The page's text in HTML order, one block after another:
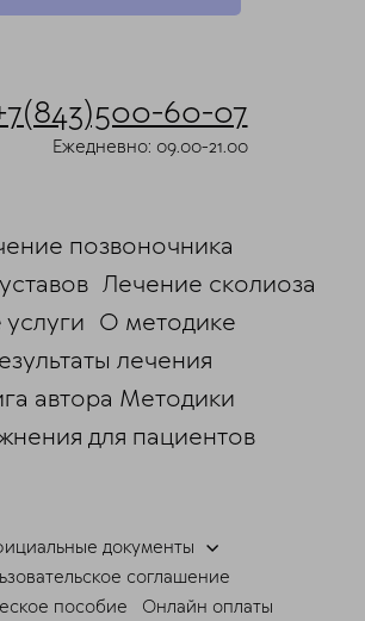
60-07
Ежедневно: 09.00-21.00
позвоночника
Лечение сколиоза
услуги О методике
лечения
автора Методики
для пациентов
документы
соглашение
пособие
Онлайн оплаты
Max